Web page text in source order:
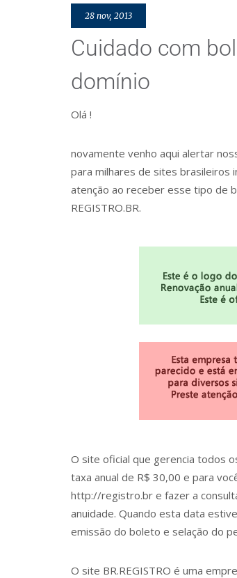
28 nov, 2013
Cuidado com
domínio
Olá !
novamente venho aqui alertar
para milhares de sites brasileiros
atenção ao receber esse tipo de
REGISTRO.BR.
O site oficial que gerencia todos
taxa anual de R$ 30,00 e para
http://registro.br e fazer a
anuidade. Quando esta data
emissão do boleto e selação do
O site BR.REGISTRO é uma